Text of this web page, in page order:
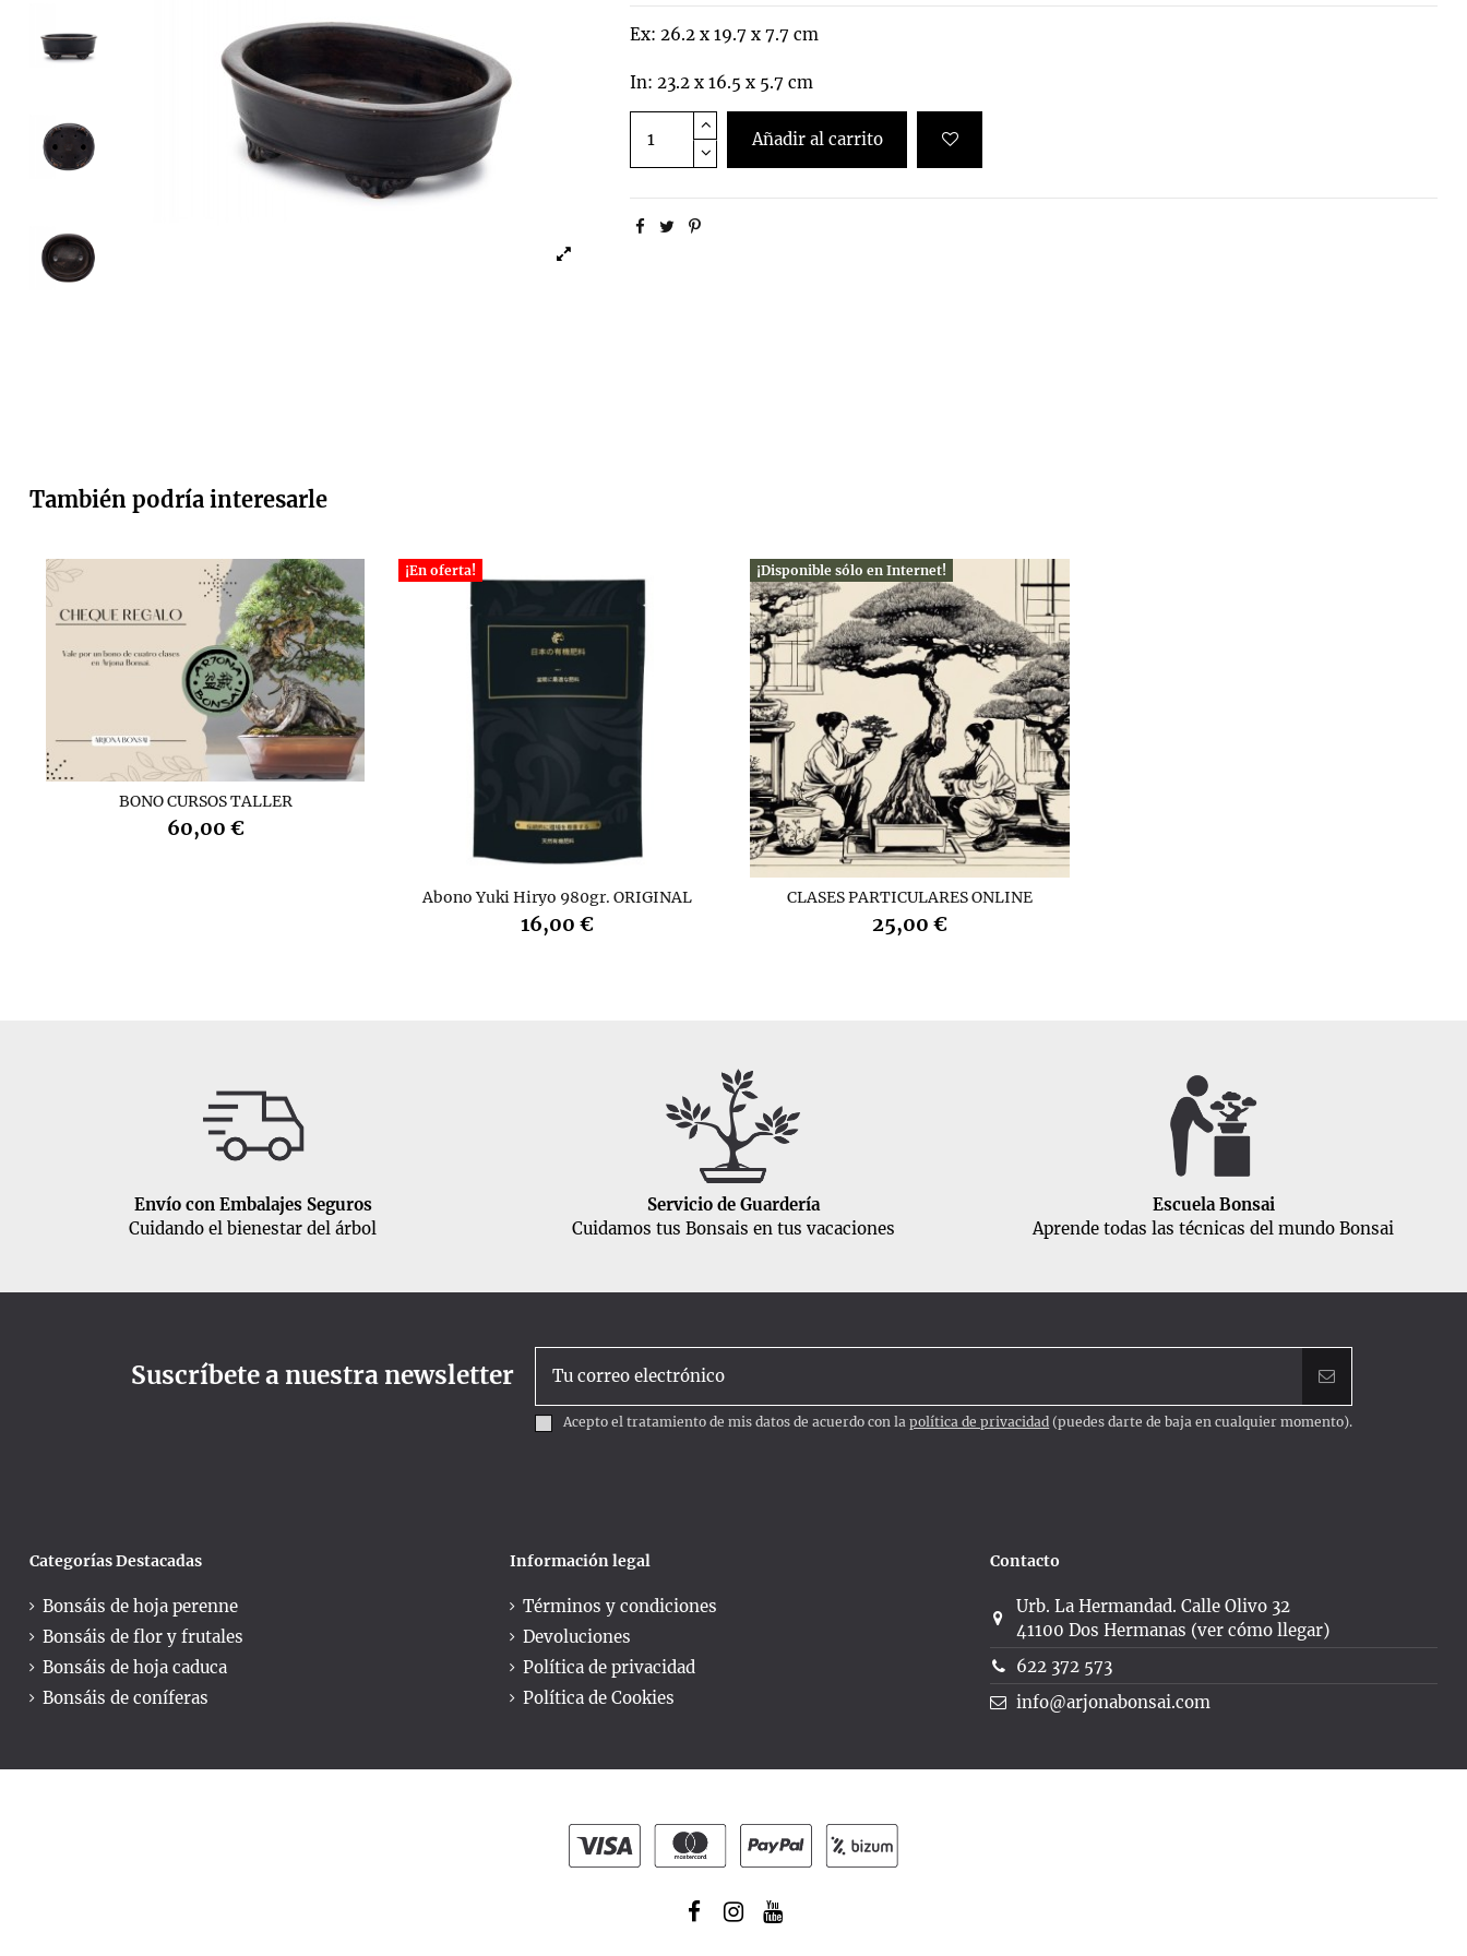
Ex: 26.2 x 19.7 x 7.7 cm
In: 23.2 x 16.5 x 5.7 cm
Añadir al carrito
También podría interesarle
BONO CURSOS TALLER
60,00 €
¡En oferta!
Abono Yuki Hiryo 980gr. ORIGINAL
16,00 €
¡Disponible sólo en Internet!
CLASES PARTICULARES ONLINE
25,00 €
Envío con Embalajes Seguros
Cuidando el bienestar del árbol
Servicio de Guardería
Cuidamos tus Bonsais en tus vacaciones
Escuela Bonsai
Aprende todas las técnicas del mundo Bonsai
Suscríbete a nuestra newsletter
Acepto el tratamiento de mis datos de acuerdo con lapolítica de privacidad (puedes darte de baja en cualquier momento).
Categorías Destacadas
Bonsáis de hoja perenne
Bonsáis de flor y frutales
Bonsáis de hoja caduca
Bonsáis de coníferas
Información legal
Términos y condiciones
Devoluciones
Política de privacidad
Política de Cookies
Contacto
Urb. La Hermandad. Calle Olivo 32
41100 Dos Hermanas (ver cómo llegar)
622 372 573
info@arjonabonsai.com